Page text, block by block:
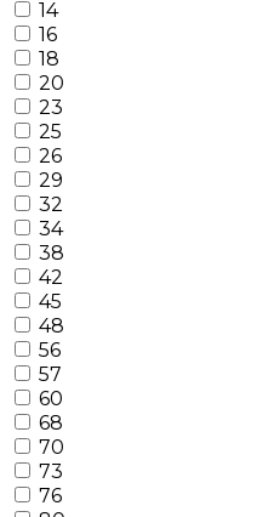
14
16
18
20
23
25
26
29
32
34
38
42
45
48
56
57
60
68
70
73
76